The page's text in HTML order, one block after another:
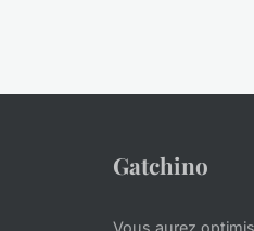
Gatchino